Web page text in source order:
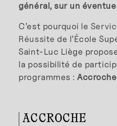
général, sur un
C’est pourquoi le
Réussite de l’École
Saint-Luc Liège
la possibilité de
programmes :Accroche
ACCROCHE